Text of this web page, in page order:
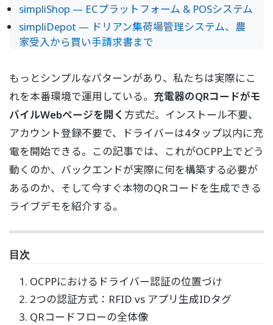
simpliShop — ECプラットフォーム & POSシステム
simpliDepot — ドリアン集荷場管理システム、農
家受入から買い手請求書まで
もっとシンプルなパターンがあり、私たちは実際にこ
れを本番環境で運用している。 充電器のQRコードがモ
バイルWebページを開く方式だ。インストール不要、
アカウント登録不要で、ドライバーは4タップ以内に充
電を開始できる。この記事では、これがOCPP上でどう
動くのか、バックエンドが実際に何を構築する必要が
あるのか、そして今すぐ本物のQRコードを生成できる
ライブデモを紹介する。
目次
OCPPにおけるドライバー認証の位置づけ
2つの認証方式：RFID vs アプリ生成IDタグ
QRコードフローの全体像